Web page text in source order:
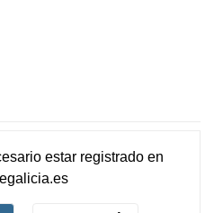
estar registradoen